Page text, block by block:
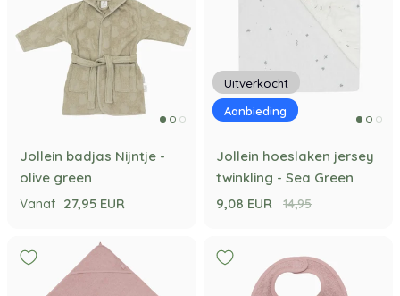
Jollein badjas Nijntje -
olive green
Vanaf 27,95 EUR
Uitverkocht
Aanbieding
Jollein hoeslaken jersey
twinkling - Sea Green
9,08 EUR
14,95